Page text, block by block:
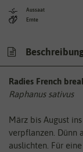
Aussaat
Ernte
Radies French
Raphanus sativus
März bis August
verpflanzen. Dünn
auslichten. Für